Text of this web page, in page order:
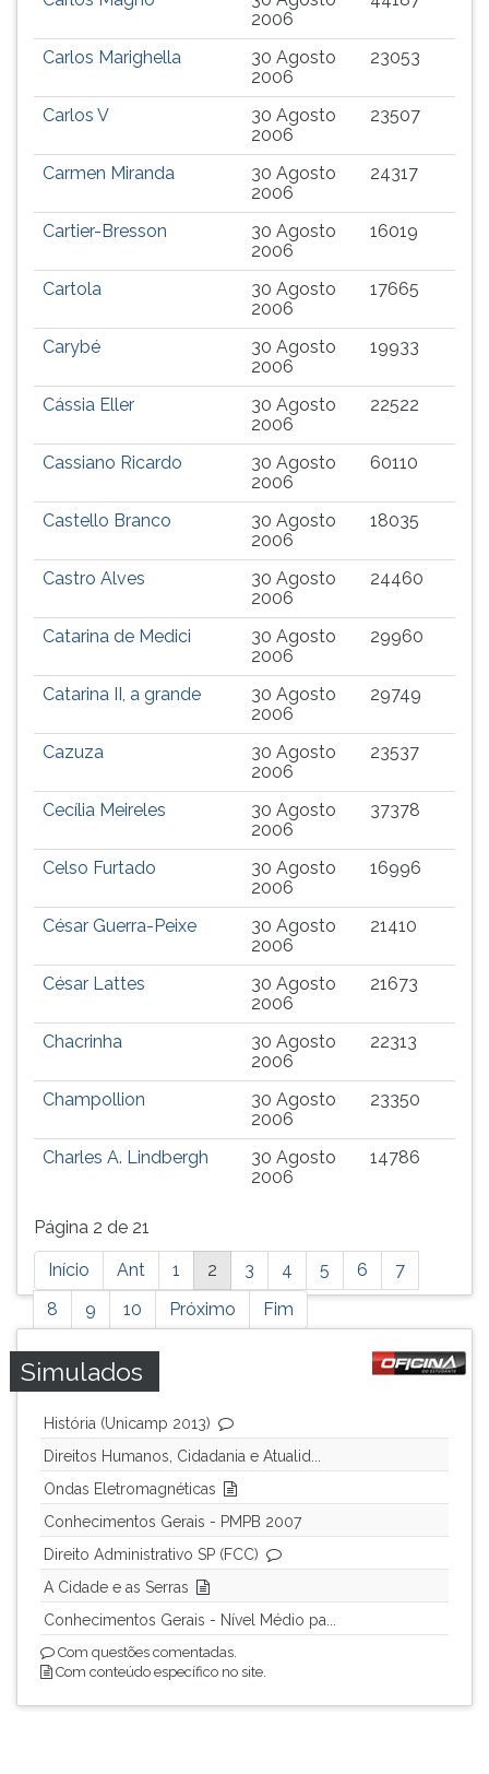
2006
Carlos Marighella
30 Agosto
2006
23053
Carlos V
30 Agosto
2006
23507
Carmen Miranda
30 Agosto
2006
24317
Cartier-Bresson
30 Agosto
2006
16019
Cartola
30 Agosto
2006
17665
Carybé
30 Agosto
2006
19933
Cássia Eller
30 Agosto
2006
22522
Cassiano Ricardo
30 Agosto
2006
60110
Castello Branco
30 Agosto
2006
18035
Castro Alves
30 Agosto
2006
24460
Catarina de Medici
30 Agosto
2006
29960
Catarina II, a grande
30 Agosto
2006
29749
Cazuza
30 Agosto
2006
23537
Cecília Meireles
30 Agosto
2006
37378
Celso Furtado
30 Agosto
2006
16996
César Guerra-Peixe
30 Agosto
2006
21410
César Lattes
30 Agosto
2006
21673
Chacrinha
30 Agosto
2006
22313
Champollion
30 Agosto
2006
23350
Charles A. Lindbergh
30 Agosto
2006
14786
Página 2 de 21
Está
página
possui
mais
resultados,
pressione
ENTER
para
ir
próxima
página.
Início Ant 1 2 3 4 5 6
7
8
9 10 Próximo Fim
Simulados
História (Unicamp 2013)
Direitos Humanos, Cidadania e Atualid...
Ondas Eletromagnéticas
Conhecimentos Gerais - PMPB 2007
Direito Administrativo SP (FCC)
A Cidade e as Serras
Conhecimentos Gerais - Nível Médio pa...
Com questões comentadas.
Com conteúdo específico no site.